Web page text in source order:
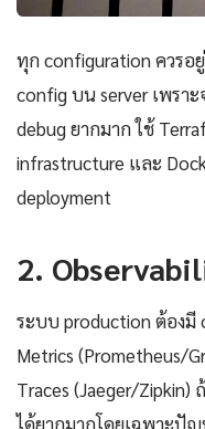
ทุก configuration ควรอ
config บน server เพรา
debug ยากมาก ใช้
infrastructure และ
deployment
2.
ระบบ production ต้องมี
Metrics (Prometheus/
Traces (Jaeger/
ได้ยากมากโดยเฉพาะปั